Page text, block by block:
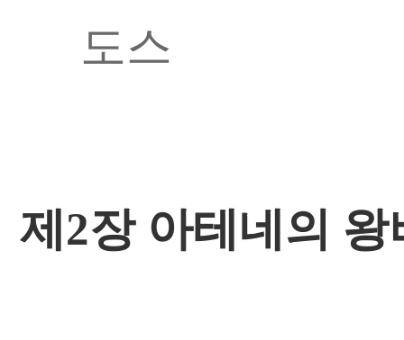
도스
제2장 아테네의 왕